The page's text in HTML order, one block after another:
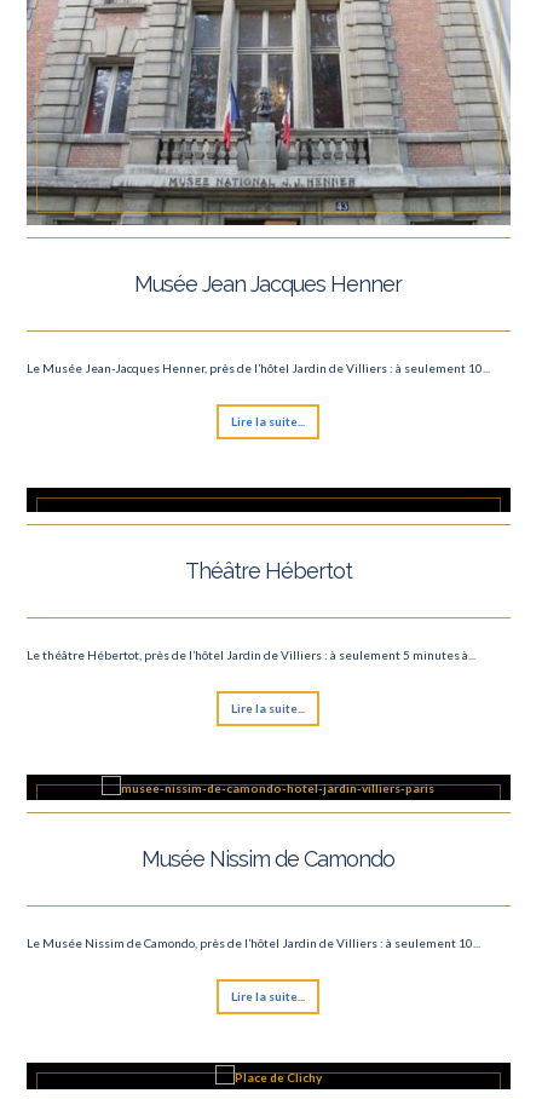
Musée Jean Jacques Henner
Le Musée Jean-Jacques Henner, près de l’hôtel Jardin de Villiers : à seulement 10...
Lire la suite...
Théâtre Hébertot
Le théâtre Hébertot, près de l’hôtel Jardin de Villiers : à seulement 5 minutes à...
Lire la suite...
Musée Nissim de Camondo
Le Musée Nissim de Camondo, près de l’hôtel Jardin de Villiers : à seulement 10...
Lire la suite...